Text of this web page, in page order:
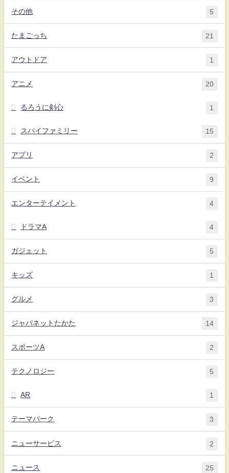
その他 5
たまごっち 21
アウトドア 1
アニメ 20
るろうに剣心 1
スパイファミリー 15
アプリ 2
イベント 9
エンターテイメント 4
ドラマA 4
ガジェット 5
キッズ 1
グルメ 3
ジャパネットたかた 14
スポーツA 2
テクノロジー 5
AR 1
テーマパーク 3
ニューサービス 2
ニュース 25